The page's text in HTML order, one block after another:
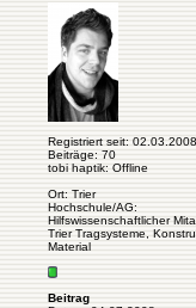
Registriert seit: 02.03.2008
Beiträge: 70
tobi haptik: Offline
Ort: Trier
Hochschule/AG:
Hilfswissenschaftlicher
Trier Tragsysteme,
Material
Beitrag